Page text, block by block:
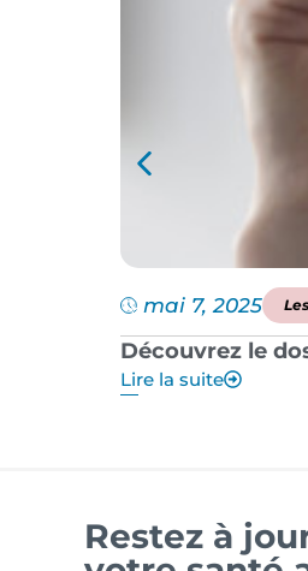
mai 7, 2025
Découvrez le
Lire la suite
Restez à